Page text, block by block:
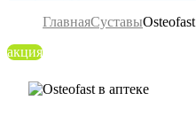
ГлавнаяСуставыOsteofast
акция